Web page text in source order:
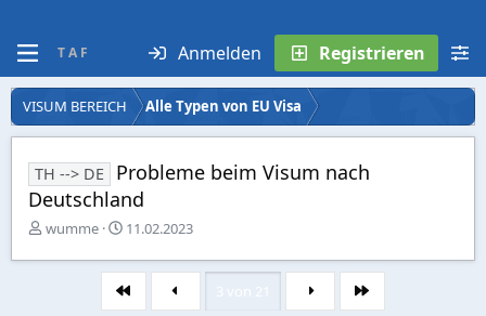
T A F Anmelden Registrieren
VISUM BEREICH Alle Typen von EU Visa
TH --> DE
Probleme beim Visum nach
Deutschland
E
s
wumme
E
s
t
e
11.02.2023
Erste Letzte